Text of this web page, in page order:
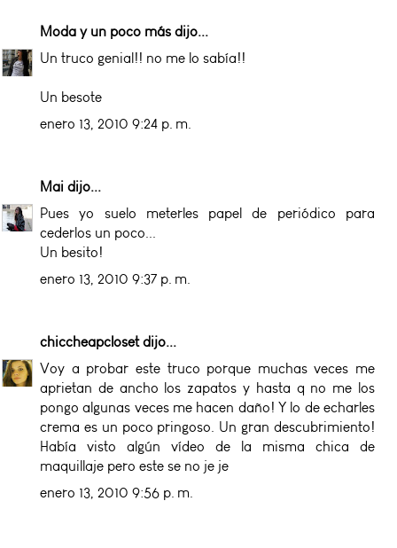
Moda y un poco más dijo...
Un truco genial!! no me lo sabía!!
Un besote
enero 13, 2010 9:24 p. m.
Mai dijo...
Pues yo suelo meterles papel de periódico para
cederlos un poco...
Un besito!
enero 13, 2010 9:37 p. m.
chiccheapclosetdijo...
Voy a probar este truco porque muchas veces me
aprietan de ancho los zapatos y hasta q no me los
pongo algunas veces me hacen daño! Y lo de echarles
crema es un poco pringoso. Un gran descubrimiento!
Había visto algún vídeo de la misma chica de
maquillaje pero este se no je je
enero 13, 2010 9:56 p. m.